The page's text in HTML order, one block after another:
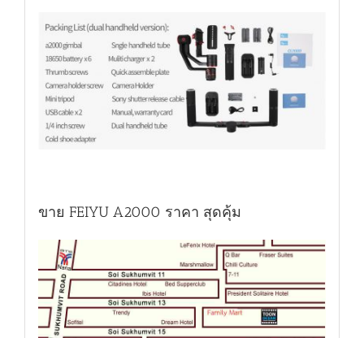
ขาย FEIYU A2000 ราคา สุดคุ้ม